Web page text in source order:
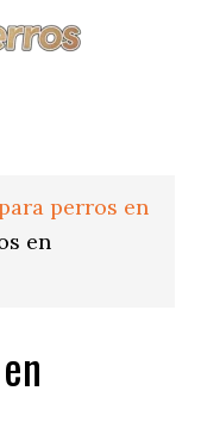
perros en
en